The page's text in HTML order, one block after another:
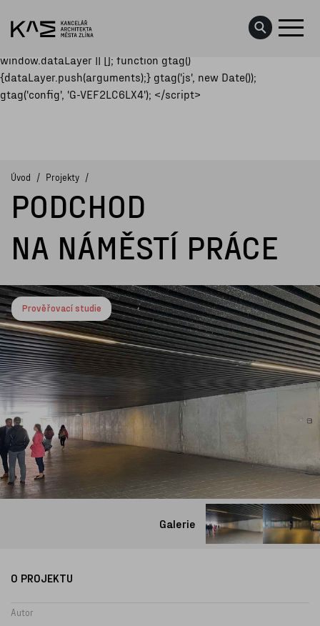
src="https://www.googletagmanager.com/gtag/js?id=G-
VEF2LC6LX4"></script> <script> window.dataLayer =
window.dataLayer || []; function gtag()
{dataLayer.push(arguments);} gtag('js', new Date());
gtag('config', 'G-VEF2LC6LX4'); </script>
PROJEKTY
AKTUALITY
UDÁLOSTI
KONTAKTY
Úvod Projekty
PODCHOD
NA NÁMĚSTÍ PRÁCE
Prověřovací studie
Galerie
O PROJEKTU
Autor